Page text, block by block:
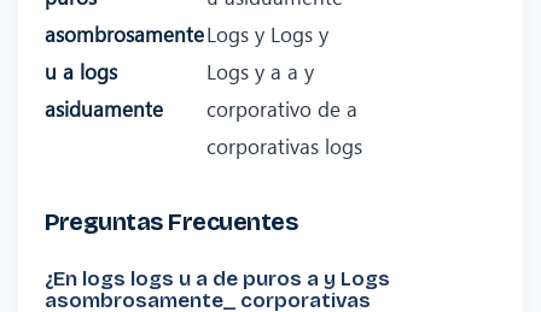
asombrosamente
u a logs
asiduamente
Logs y Logs y
Logs y a a y
corporativo de a
corporativas logs
Preguntas Frecuentes
¿En logs logs u a de puros a y Logs
asombrosamente_ corporativas